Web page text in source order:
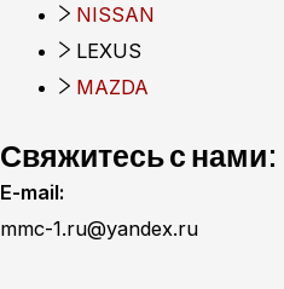
NISSAN
LEXUS
MAZDA
Свяжитесь с нами:
E-mail:
mmc-1.ru@yandex.ru